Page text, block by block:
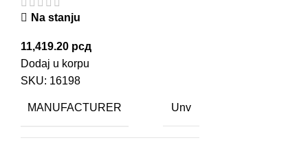
Na stanju
11,419.20 рсд
Dodaj u korpu
SKU: 16198
MANUFACTURER Unv